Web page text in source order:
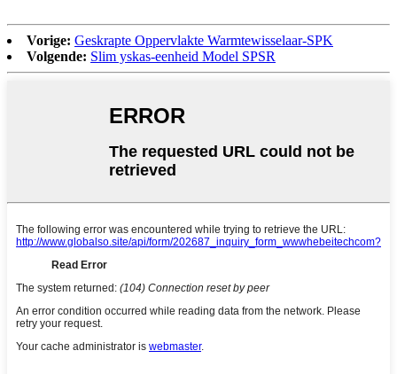
Vorige: Geskrapte Oppervlakte Warmtewisselaar-SPK
Volgende: Slim yskas-eenheid Model SPSR